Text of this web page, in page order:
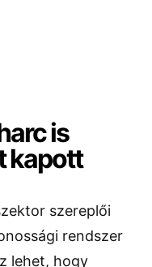
is
kapott
szereplői
rendszer
lehet, hogy